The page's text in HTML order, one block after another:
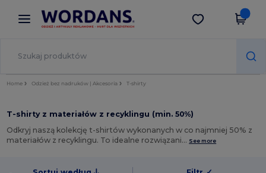
× Aplikacja Wordans
Lepsze ceny w aplikacji!
Pobierz app
Home Odzież bez nadruków | Akcesoria T-shirty
T-shirty z materiałów z recyklingu (min. 50%)
Odkryj naszą kolekcję t-shirtów wykonanych w co najmniej 50% z
materiałów z recyklingu. To idealne rozwiązani… See more